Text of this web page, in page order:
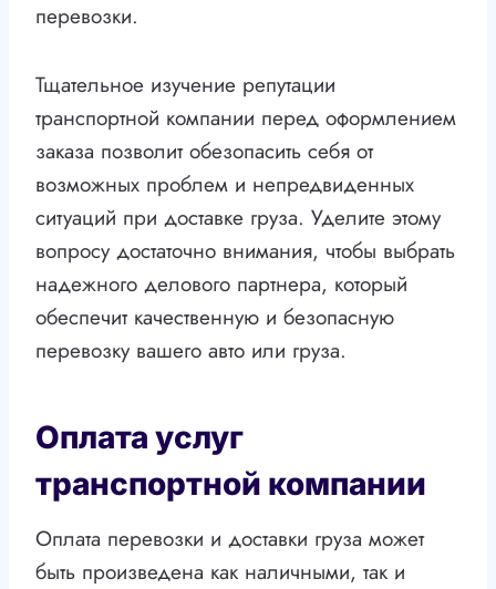
перевозки.
Тщательное изучение репутации
транспортной компании перед оформлением
заказа позволит обезопасить себя от
возможных проблем и непредвиденных
ситуаций при доставке груза. Уделите этому
вопросу достаточно внимания, чтобы выбрать
надежного делового партнера, который
обеспечит качественную и безопасную
перевозку вашего авто или груза.
Оплата услуг
транспортной компании
Оплата перевозки и доставки груза может
быть произведена как наличными, так и